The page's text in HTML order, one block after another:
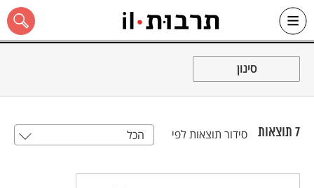
Skip
כל האתר
סינון
7 תוצאות סידור תוצאות לפי הכל